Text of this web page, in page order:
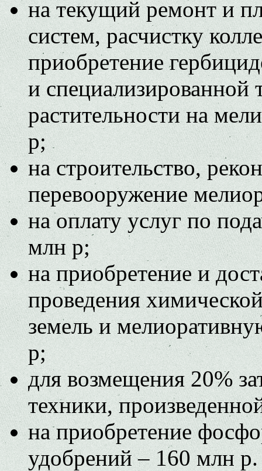
на текущий ремонт и
систем, расчистку
приобретение
и специализированной
растительности на
р;
на строительство,
перевооружение
на оплату услуг по
млн р;
на приобретение и
проведения
земель и
р;
для возмещения 20%
техники,
на приобретение
удобрений – 160 млн р.